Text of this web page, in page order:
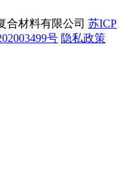
合材料有限公司 苏ICP
号 隐私政策